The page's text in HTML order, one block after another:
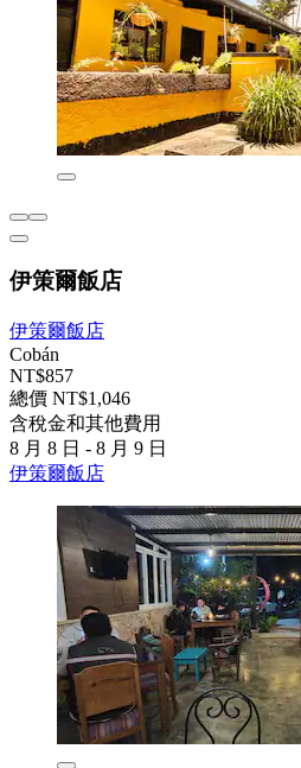
伊策爾飯店
伊策爾飯店
Cobán
NT$857
總價 NT$1,046
含稅金和其他費用
8 月 8 日 - 8 月 9 日
伊策爾飯店